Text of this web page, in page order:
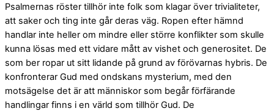
Psalmernas röster tillhör inte folk som klagar över trivialiteter,
att saker och ting inte går deras väg. Ropen efter hämnd
handlar inte heller om mindre eller större konflikter som skulle
kunna lösas med ett vidare mått av vishet och generositet. De
som ber ropar ut sitt lidande på grund av förövarnas hybris. De
konfronterar Gud med ondskans mysterium, med den
motsägelse det är att människor som begår förfärande
handlingar finns i en värld som tillhör Gud. De